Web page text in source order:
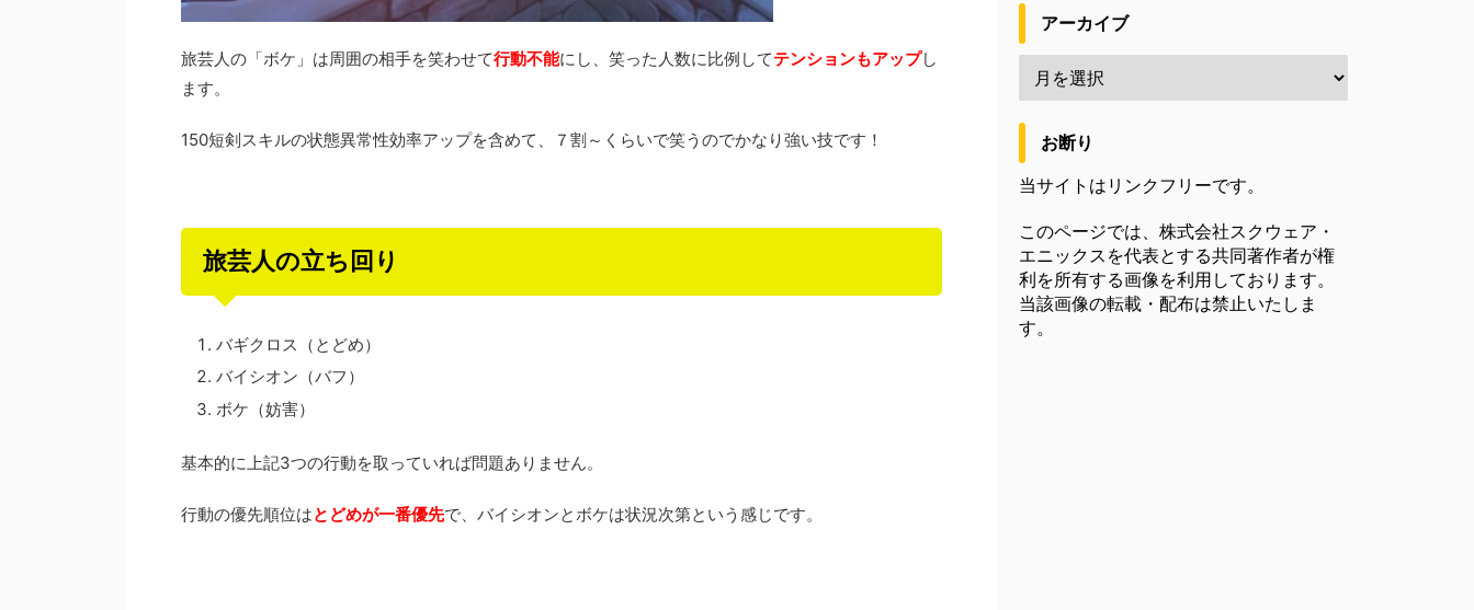
旅芸人の「ボケ」は周囲の相手を笑わせて行動不能にし、笑った人数に比例してテンションもアップし
ます。
150短剣スキルの状態異常性効率アップを含めて、７割～くらいで笑うのでかなり強い技です！
旅芸人の立ち回り
バギクロス（とどめ）
バイシオン（バフ）
ボケ（妨害）
基本的に上記3つの行動を取っていれば問題ありません。
行動の優先順位はとどめが一番優先で、バイシオンとボケは状況次第という感じです。
アーカイブ
お断り
当サイトはリンクフリーです。
このページでは、株式会社スクウェア・
エニックスを代表とする共同著作者が権
利を所有する画像を利用しております。
当該画像の転載・配布は禁止いたしま
す。